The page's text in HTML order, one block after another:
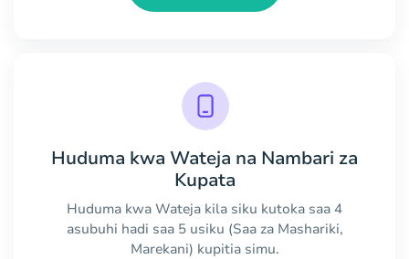
Huduma kwa Wateja na Nambari za
Kupata
Huduma kwa Wateja kila siku kutoka saa 4
asubuhi hadi saa 5 usiku (Saa za Mashariki,
Marekani) kupitia simu.